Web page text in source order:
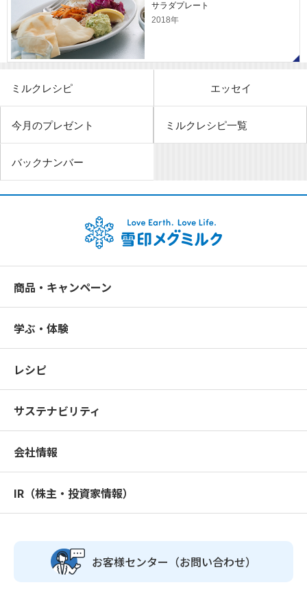
サラダプレート
2018年
ミルクレシピ エッセイ
今月のプレゼント ミルクレシピ一覧
バックナンバー
商品・キャンペーン
学ぶ・体験
レシピ
サステナビリティ
会社情報
IR（株主・投資家情報）
お客様センター （お問い合わせ）